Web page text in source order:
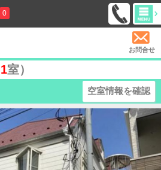
0
お問合せ
1室）
空室情報を確認